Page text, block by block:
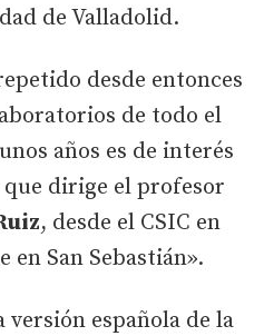
de Valladolid.
desde entonces
de todo el
años es de interés
dirige el profesor
, desde el CSIC en
en San Sebastián».
versión española de la